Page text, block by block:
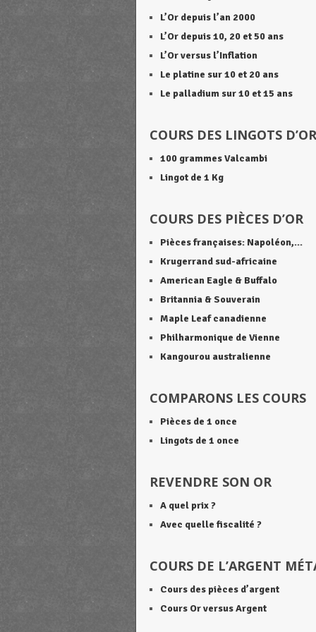
L’Or depuis l’an 2000
L’Or depuis 10, 20 et 50 ans
L’Or versus l’Inflation
Le platine sur 10 et 20 ans
Le palladium sur 10 et 15 ans
COURS DES LINGOTS
100 grammes Valcambi
Lingot de 1 Kg
COURS DES PIÈCES D’OR
Pièces françaises: Napoléon,…
Krugerrand sud-africaine
American Eagle & Buffalo
Britannia & Souverain
Maple Leaf canadienne
Philharmonique de Vienne
Kangourou australienne
COMPARONS LES COURS
Pièces de 1 once
Lingots de 1 once
REVENDRE SON OR
A quel prix ?
Avec quelle fiscalité ?
COURS DE L’ARGENT
Cours des pièces d’argent
Cours Or versus Argent